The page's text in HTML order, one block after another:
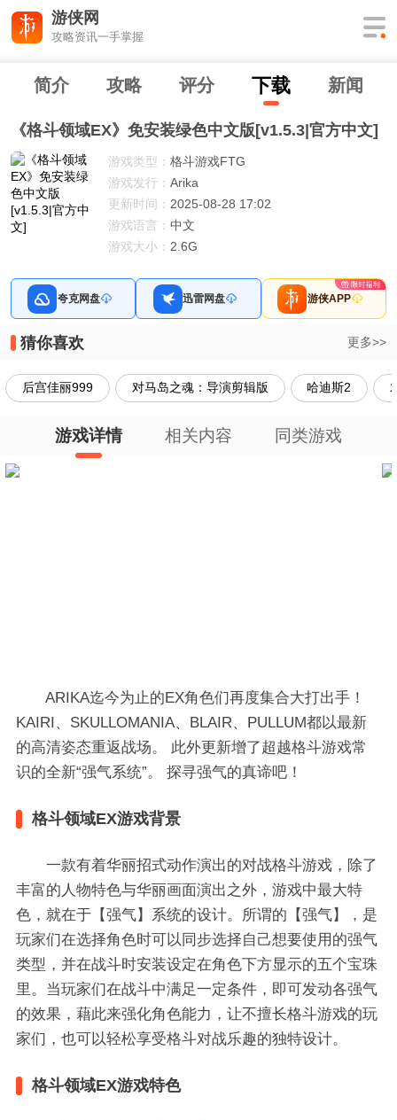
游侠网
攻略资讯一手掌握
简介 攻略 评分 下载 新闻
《格斗领域EX》免安装绿色中文版[v1.5.3|官方中文]
游戏类型： 格斗游戏FTG
游戏发行： Arika
更新时间： 2025-08-28 17:02
游戏语言： 中文
游戏大小： 2.6G
夸克网盘 迅雷网盘 游侠APP
猜你喜欢 更多>>
后宫佳丽999 对马岛之魂：导演剪辑版 哈迪斯2
游戏详情 相关内容 同类游戏
ARIKA迄今为止的EX角色们再度集合大打出手！
KAIRI、SKULLOMANIA、BLAIR、PULLUM都以最新
的高清姿态重返战场。 此外更新增了超越格斗游戏常
识的全新“强气系统”。 探寻强气的真谛吧！
格斗领域EX游戏背景
一款有着华丽招式动作演出的对战格斗游戏，除了
丰富的人物特色与华丽画面演出之外，游戏中最大特
色，就在于【强气】系统的设计。所谓的【强气】，是
玩家们在选择角色时可以同步选择自己想要使用的强气
类型，并在战斗时安装设定在角色下方显示的五个宝珠
里。当玩家们在战斗中满足一定条件，即可发动各强气
的效果，藉此来强化角色能力，让不擅长格斗游戏的玩
家们，也可以轻松享受格斗对战乐趣的独特设计。
格斗领域EX游戏特色